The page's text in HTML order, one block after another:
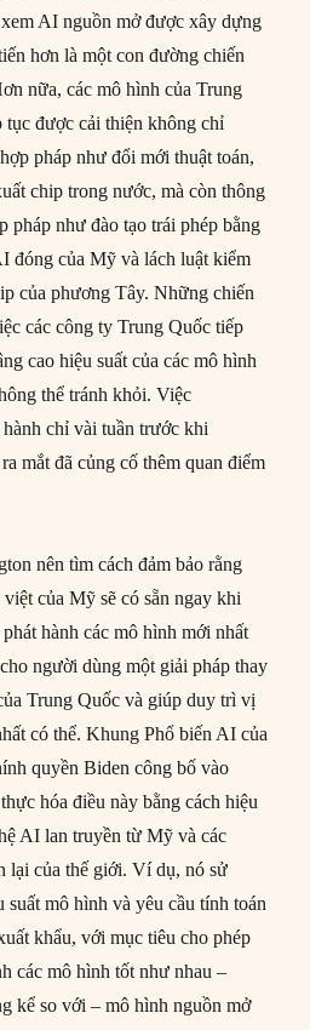
AI nguồn mở được xây dựng
hơn là một con đường chiến
nữa, các mô hình của Trung
tục được cải thiện không chỉ
pháp như đổi mới thuật toán,
chip trong nước, mà còn thông
pháp như đào tạo trái phép bằng
đóng của Mỹ và lách luật kiểm
của phương Tây. Những chiến
các công ty Trung Quốc tiếp
cao hiệu suất của các mô hình
thể tránh khỏi. Việc
chỉ vài tuần trước khi
mắt đã củng cố thêm quan điểm
nên tìm cách đảm bảo rằng
của Mỹ sẽ có sẵn ngay khi
hành các mô hình mới nhất
người dùng một giải pháp thay
Trung Quốc và giúp duy trì vị
có thể. Khung Phổ biến AI của
quyền Biden công bố vào
hóa điều này bằng cách hiệu
AI lan truyền từ Mỹ và các
lại của thế giới. Ví dụ, nó sử
suất mô hình và yêu cầu tính toán
khẩu, với mục tiêu cho phép
các mô hình tốt như nhau –
kể so với – mô hình nguồn mở